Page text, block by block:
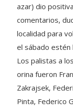
azar) dio
comentarios,
localidad para
el sábado estén
Los palistas a
orina fueron
Zakrajsek,
Pinta, Federico